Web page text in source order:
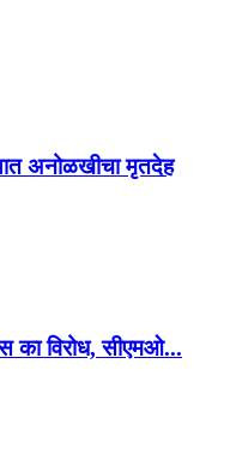
अनोळखीचा मृतदेह
का विरोध, सीएमओ...